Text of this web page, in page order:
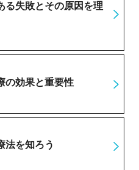
る失敗とその原因を理
の効果と重要性
法を知ろう